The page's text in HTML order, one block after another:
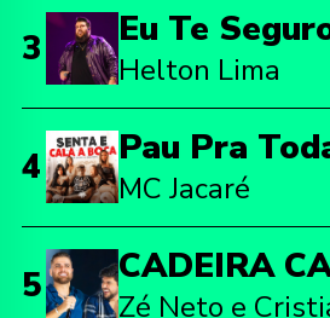
3 Eu Te
Helton Lima
4 Pau Pra
MC Jacaré
5 CADEIRA
Zé Neto e